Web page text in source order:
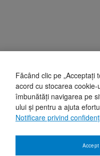
Făcând clic pe „Acceptați
acord cu stocarea
îmbunătăți navigarea pe
ului și pentru a ajuta
Notificare privind